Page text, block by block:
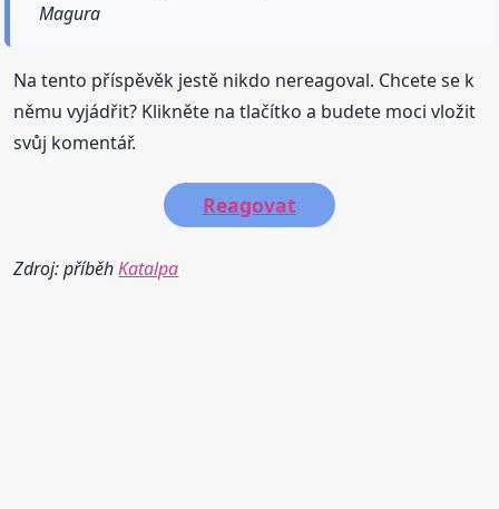
Magura
Na tento příspěvěk jestě nikdo nereagoval. Chcete se k
němu vyjádřit? Klikněte na tlačítko a budete moci vložit
svůj komentář.
Reagovat
Zdroj: příběhKatalpa